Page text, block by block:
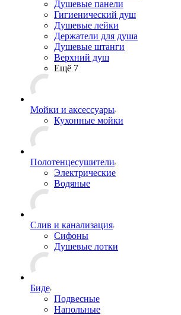
Душевые панели
Гигиенический душ
Душевые лейки
Держатели для душа
Душевые штанги
Верхний душ
Ещё 7
Мойки и аксессуары
Кухонные мойки
Полотенцесушители
Электрические
Водяные
Слив и канализация
Сифоны
Душевые лотки
Биде
Подвесные
Напольные